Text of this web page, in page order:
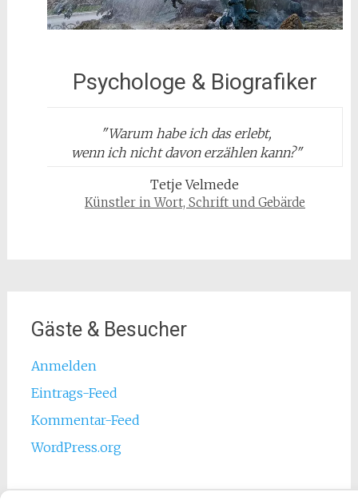
Psychologe & Biografiker
"Warum habe ich das erlebt,
wenn ich nicht davon erzählen kann?"
Tetje Velmede
Künstler in Wort, Schrift und Gebärde
Gäste & Besucher
Anmelden
Eintrags-Feed
Kommentar-Feed
WordPress.org